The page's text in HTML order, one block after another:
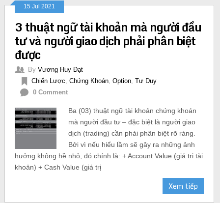
15 Jul 2021
3 thuật ngữ tài khoản mà người đầu
tư và người giao dịch phải phân biệt
được
By Vương Huy Đạt
Chiến Lược Chứng Khoán, Option, Tư Duy
0 Comment
Ba (03) thuật ngữ tài khoản chứng khoán
mà người đầu tư – đặc biệt là người giao
dịch (trading) cần phải phân biệt rõ ràng.
Bởi vì nếu hiểu lầm sẽ gây ra những ảnh
hưởng không hề nhỏ, đó chính là: + Account Value (giá trị tài
khoản) + Cash Value (giá trị
Xem tiếp